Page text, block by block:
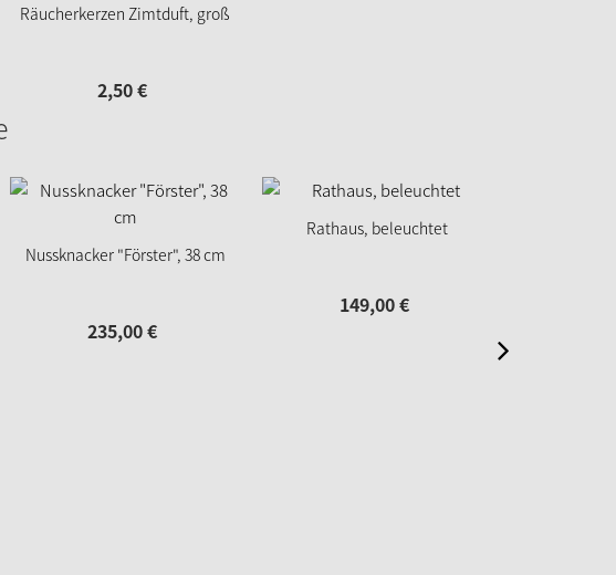
Räucherkerzen Zimtduft, groß
2,50€
Nussknacker "Förster", 38 cm
235,00€
Rathaus, beleuchtet
149,00€